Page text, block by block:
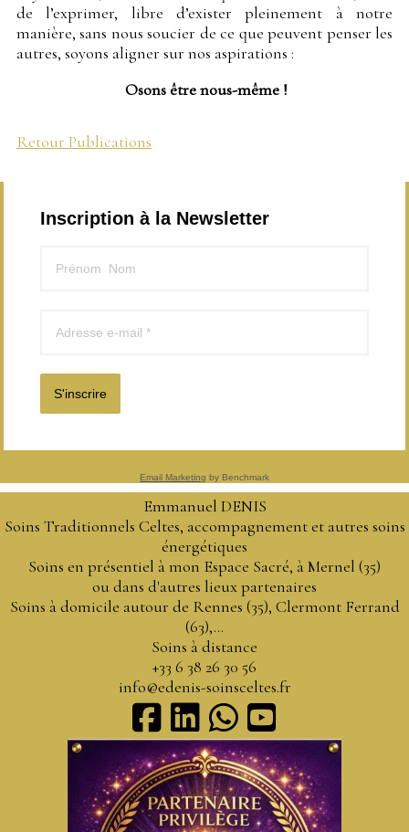
de l’exprimer, libre d’exister pleinement à notre
manière, sans nous soucier de ce que peuvent penser les
autres, soyons aligner sur nos aspirations :
Osons être nous-même !
Retour Publications
Inscription à la Newsletter
S'inscrire
Email Marketing by Benchmark
Emmanuel DENIS
Soins Traditionnels Celtes, accompagnement et autres soins
énergétiques
Soins en présentiel à mon Espace Sacré, à Mernel (35)
ou dans d'autres lieux partenaires
Soins à domicile autour de Rennes (35), Clermont Ferrand
(63),...
Soins à distance
+33 6 38 26 30 56
info@edenis-soinsceltes.fr